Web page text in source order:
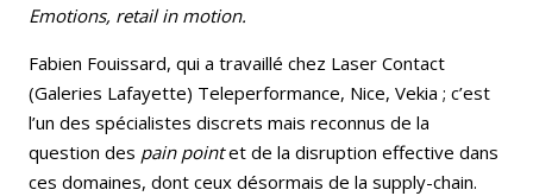
Emotions, retail in motion.
Fabien Fouissard, qui a travaillé chez Laser Contact
(Galeries Lafayette) Teleperformance, Nice, Vekia ; c’est
l’un des spécialistes discrets mais reconnus de la
question des pain pointet de la disruption effective dans
ces domaines, dont ceux désormais de la supply-chain.